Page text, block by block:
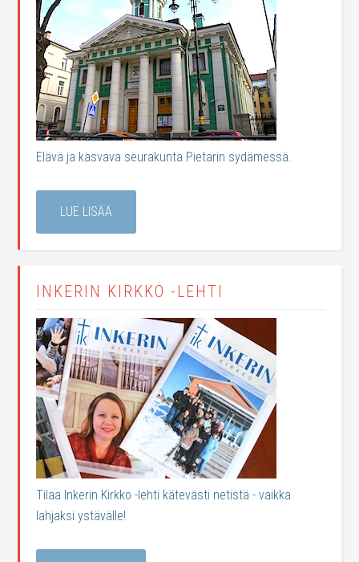
Elävä ja kasvava seurakunta Pietarin sydämessä.
LUE LISÄÄ
INKERIN KIRKKO -LEHTI
Tilaa Inkerin Kirkko -lehti kätevästi netistä - vaikka
lahjaksi ystävälle!